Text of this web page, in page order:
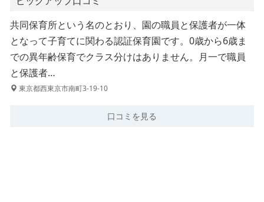
共同保育所という名のとおり、園の職員と保護者が一体
となって子育てに関わる認証保育園です。0歳から6歳ま
での異年齢保育でクラス分けはありません。月一で職員
と保護者…
東京都西東京市南町3-19-10
口コミを見る